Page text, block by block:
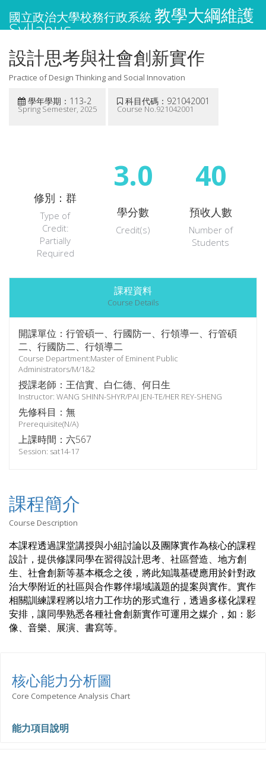
國立政治大學校務行政系統教學大綱維護
Syllabus
設計思考與社會創新實作
Practice of Design Thinking and Social Innovation
學年學期：113-2
Spring Semester, 2025
科目代碼：921042001
Course No.921042001
修別：群
Type of
Credit:
Partially
Required
3.0
學分數
Credit(s)
40
預收人數
Number of
Students
課程資料
Course Details
開課單位：行管碩一、行國防一、行領導一、行管碩
二、行國防二、行領導二
Course Department:Master of Eminent Public
Administrators/M/1&2
授課老師：王信實、白仁德、何日生
Instructor: WANG SHINN-SHYR/PAI JEN-TE/HER REY-SHENG
先修科目：無
Prerequisite(N/A)
上課時間：六567
Session: sat14-17
課程簡介
Course Description
本課程透過課堂講授與小組討論以及團隊實作為核心的課程
設計，提供修課同學在習得設計思考、社區營造、地方創
生、社會創新等基本概念之後，將此知識基礎應用於針對政
治大學附近的社區與合作夥伴場域議題的提案與實作。實作
相關訓練課程將以培力工作坊的形式進行，透過多樣化課程
安排，讓同學熟悉各種社會創新實作可運用之媒介，如：影
像、音樂、展演、書寫等。
核心能力分析圖
Core Competence Analysis Chart
能力項目說明